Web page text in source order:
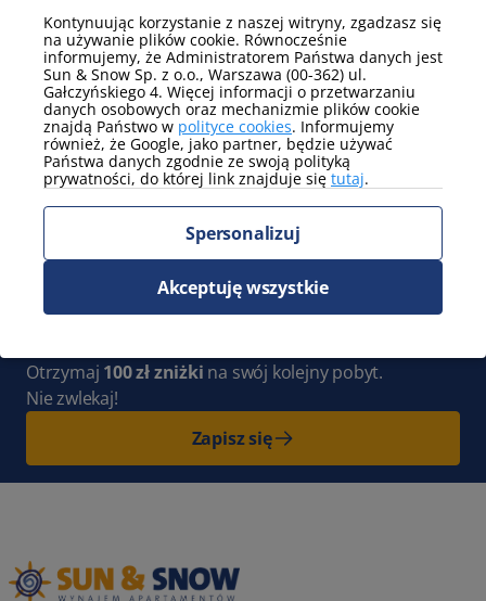
Parking
parking zewnętrzny
Pokaż więcej
Widok
częściowy widok na góry
Pokaż więcej
Zapisz się do Newsletterai bądź
z nami na bieżąco. Cała Polska pełna
Otrzymaj 100 zł zniżki na swój kolejny pobyt.
Nie zwlekaj!
Zapisz się
Kontynuując korzystanie z naszej witryny, zgadzasz się
na używanie plików cookie. Równocześnie
informujemy, że Administratorem Państwa danych jest
Sun & Snow Sp. z o.o., Warszawa (00-362) ul.
Gałczyńskiego 4. Więcej informacji o przetwarzaniu
danych osobowych oraz mechanizmie plików cookie
znajdą Państwo w polityce cookies. Informujemy
również, że Google, jako partner, będzie używać
Państwa danych zgodnie ze swoją polityką
prywatności, do której link znajduje się tutaj.
Spersonalizuj
Akceptuję wszystkie